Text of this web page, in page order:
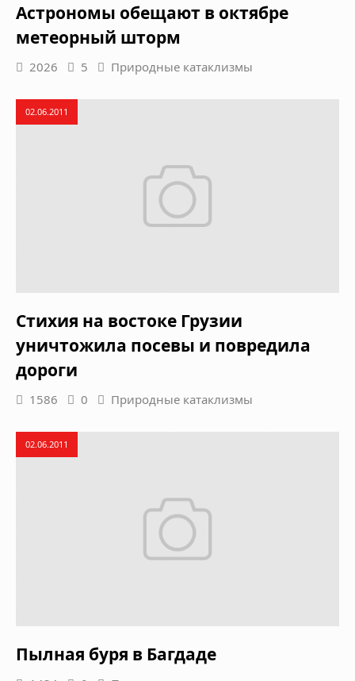
Астрономы обещают в октябре
метеорный шторм
2026 5 Природные катаклизмы
02.06.2011
Стихия на востоке Грузии
уничтожила посевы и повредила
дороги
1586 0 Природные катаклизмы
02.06.2011
Пылная буря в Багдаде